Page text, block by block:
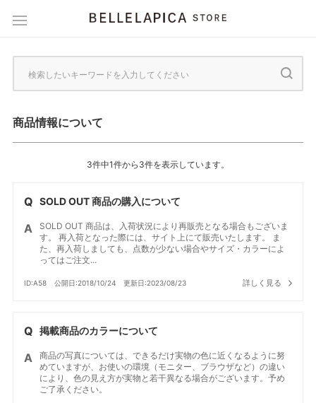
商品情報について
3件中1件から3件を表示しています。
SOLD OUT 商品の購入について
SOLD OUT 商品は、入荷状況により再販売となる場合もございま
す。 再入荷となった際には、サイト上にて販売いたします。 ま
た、再入荷しましても、点数が少ない場合やサイズ・カラーによ
ってはご注文...
ID:A58 公開日:2018/10/24 更新日:2023/08/23 詳しく見る
掲載商品のカラーについて
商品の写真については、できるだけ実物の色に近くなるように努
めていますが、お使いの環境（モニター、ブラウザなど）の違い
により、色の見え方が実物と若干異なる場合がございます。予め
ご了承ください。